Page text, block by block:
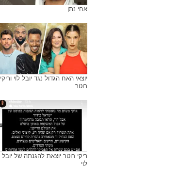
אחי נתן
יוצאי האח הגדול נגד יובל לוי וריקי
רוטר
ריקי רוטר יוצאת להגנתה של יובל
לוי